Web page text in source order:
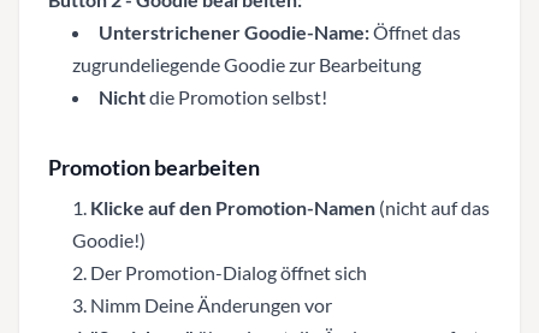
Unterstrichener Goodie-Name:Öffnet das
zugrundeliegende Goodie zur Bearbeitung
Nichtdie Promotion selbst!
Promotion bearbeiten
Klicke auf den Promotion-Namen (nicht auf das
Goodie!)
Der Promotion-Dialog öffnet sich
Nimm Deine Änderungen vor